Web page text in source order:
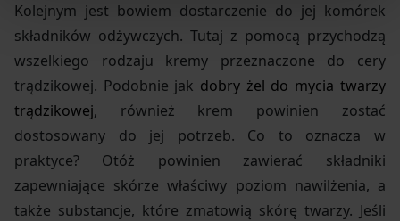
Kolejnym jest bowiem dostarczenie do jej komórek
składników odżywczych. Tutaj z pomocą przychodzą
wszelkiego rodzaju kremy przeznaczone do cery
trądzikowej. Podobnie jak dobry żel do mycia twarzy
trądzikowej, również krem powinien zostać
dostosowany do jej potrzeb. Co to oznacza w
praktyce? Otóż powinien zawierać składniki
zapewniające skórze właściwy poziom nawilżenia, a
także substancje, które zmatowią skórę twarzy. Jeśli